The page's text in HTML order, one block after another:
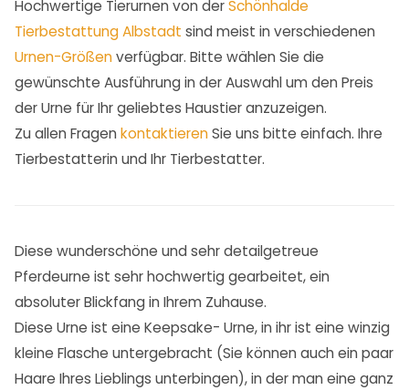
Hochwertige Tierurnen von derSchönhalde
Tierbestattung Albstadt sind meist in verschiedenen
Urnen-Größenverfügbar. Bitte wählen Sie die
gewünschte Ausführung in der Auswahl um den Preis
der Urne für Ihr geliebtes Haustier anzuzeigen.
Zu allen Fragen kontaktierenSie uns bitte einfach. Ihre
Tierbestatterin und Ihr Tierbestatter.
Diese wunderschöne und sehr detailgetreue
Pferdeurne ist sehr hochwertig gearbeitet, ein
absoluter Blickfang in Ihrem Zuhause.
Diese Urne ist eine Keepsake- Urne, in ihr ist eine winzig
kleine Flasche untergebracht (Sie können auch ein paar
Haare Ihres Lieblings unterbingen), in der man eine ganz